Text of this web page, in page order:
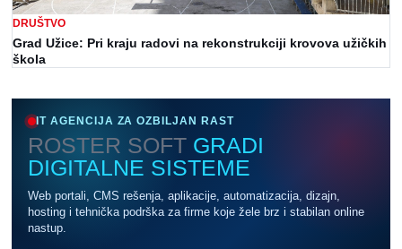
DRUŠTVO
Grad Užice: Pri kraju radovi na rekonstrukciji krovova užičkih
škola
IT AGENCIJA ZA OZBILJAN RAST
ROSTER SOFT GRADI
DIGITALNE SISTEME
Web portali, CMS rešenja, aplikacije, automatizacija, dizajn,
hosting i tehnička podrška za firme koje žele brz i stabilan online
nastup.